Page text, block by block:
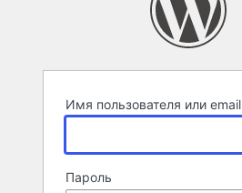
Имя пользователя или email
Пароль